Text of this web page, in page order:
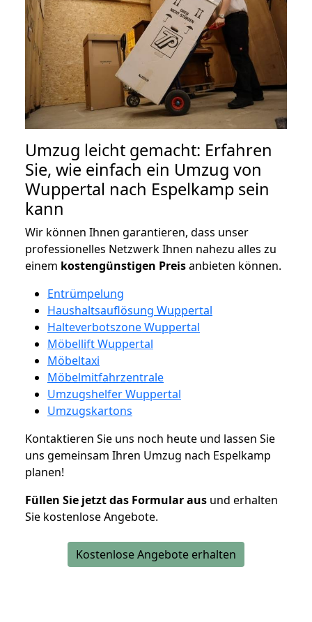
Umzug leicht gemacht: Erfahren
Sie, wie einfach ein Umzug von
Wuppertal nach Espelkamp sein
kann
Wir können Ihnen garantieren, dass unser
professionelles Netzwerk Ihnen nahezu alles zu
einem kostengünstigen Preisanbieten können.
Entrümpelung
Haushaltsauflösung Wuppertal
Halteverbotszone Wuppertal
Möbellift Wuppertal
Möbeltaxi
Möbelmitfahrzentrale
Umzugshelfer Wuppertal
Umzugskartons
Kontaktieren Sie uns noch heute und lassen Sie
uns gemeinsam Ihren Umzug nach Espelkamp
planen!
Füllen Sie jetzt das Formular aus und erhalten
Sie kostenlose Angebote.
Kostenlose Angebote erhalten